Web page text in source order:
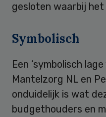
gesloten waarbij het
Symbolisch
Een ‘symbolisch
Mantelzorg NL en
onduidelijk is wat
budgethouders en